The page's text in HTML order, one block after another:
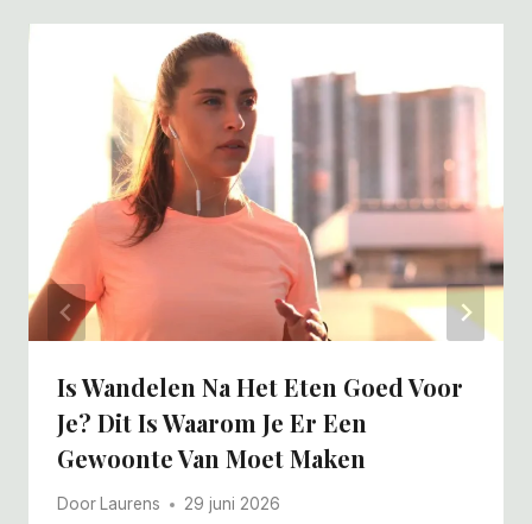
Is Wandelen Na Het Eten Goed Voor
Je? Dit Is Waarom Je Er Een
Gewoonte Van Moet Maken
Door Laurens 29 juni 2026